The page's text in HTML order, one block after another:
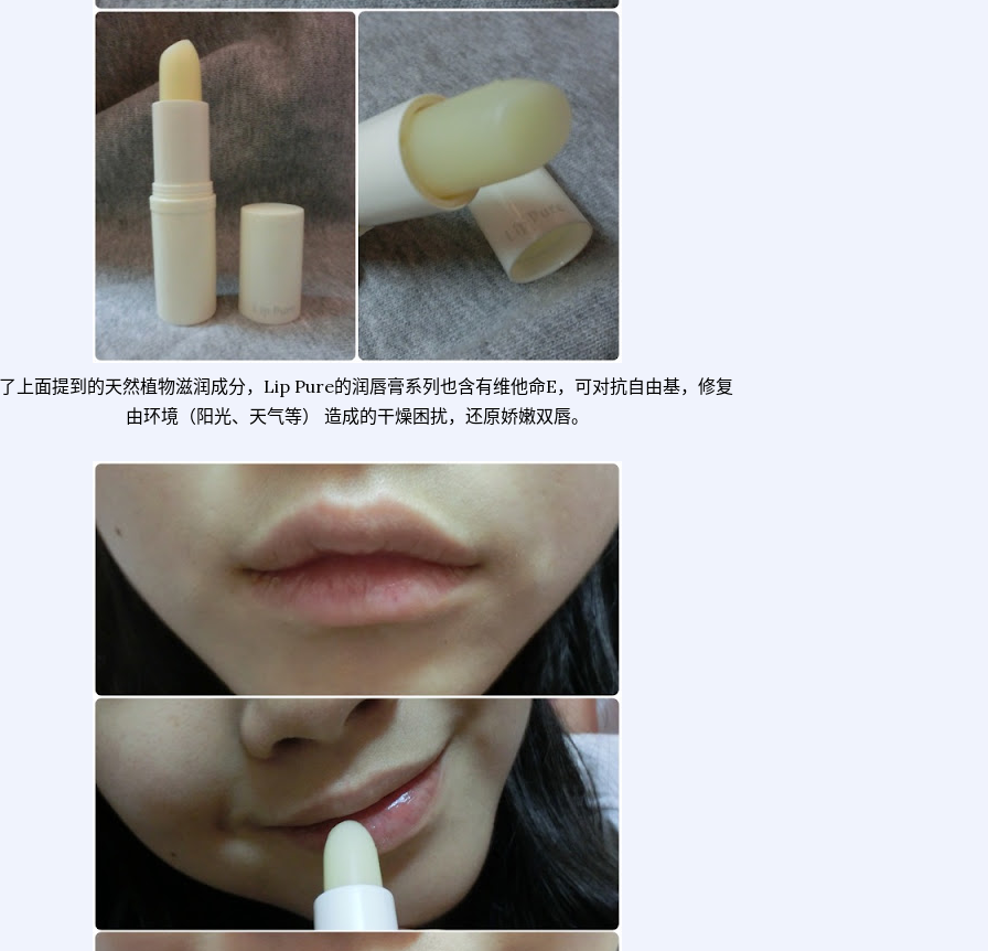
上面提到的天然植物滋润成分，Lip Pure的润唇膏系列也含有维他命E，可对抗自由基，修复
由环境（阳光、天气等） 造成的干燥困扰，还原娇嫩双唇。